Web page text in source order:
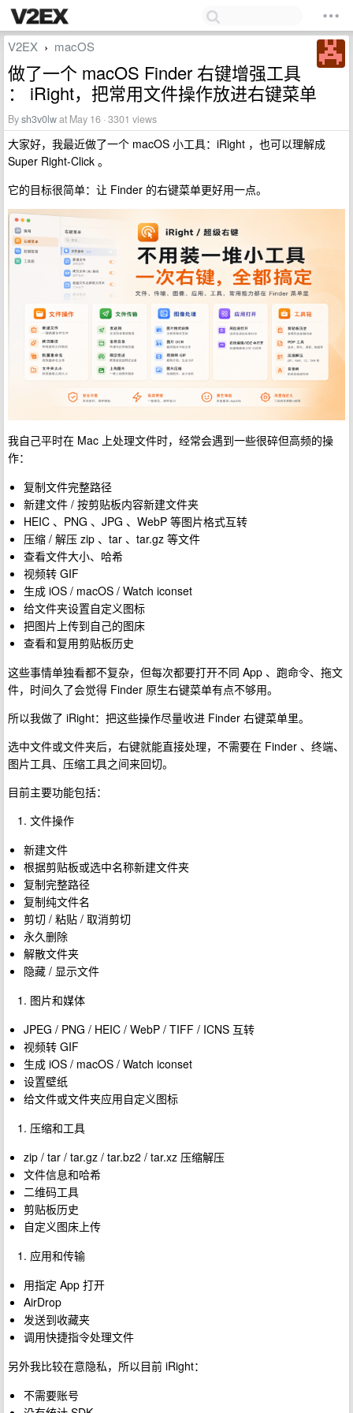
V2EX › macOS
做了一个 macOS Finder 右键增强工具
： iRight，把常用文件操作放进右键菜单
Bysh3v0lwat May 16 · 3301 views
大家好，我最近做了一个 macOS 小工具：iRight ，也可以理解成
Super Right-Click 。
它的目标很简单：让 Finder 的右键菜单更好用一点。
我自己平时在 Mac 上处理文件时，经常会遇到一些很碎但高频的操
作：
复制文件完整路径
新建文件 / 按剪贴板内容新建文件夹
HEIC 、PNG 、JPG 、WebP 等图片格式互转
压缩 / 解压 zip 、tar 、tar.gz 等文件
查看文件大小、哈希
视频转 GIF
生成 iOS / macOS / Watch iconset
给文件夹设置自定义图标
把图片上传到自己的图床
查看和复用剪贴板历史
这些事情单独看都不复杂，但每次都要打开不同 App 、跑命令、拖文
件，时间久了会觉得 Finder 原生右键菜单有点不够用。
所以我做了 iRight：把这些操作尽量收进 Finder 右键菜单里。
选中文件或文件夹后，右键就能直接处理，不需要在 Finder 、终端、
图片工具、压缩工具之间来回切。
目前主要功能包括：
文件操作
新建文件
根据剪贴板或选中名称新建文件夹
复制完整路径
复制纯文件名
剪切 / 粘贴 / 取消剪切
永久删除
解散文件夹
隐藏 / 显示文件
图片和媒体
JPEG / PNG / HEIC / WebP / TIFF / ICNS 互转
视频转 GIF
生成 iOS / macOS / Watch iconset
设置壁纸
给文件或文件夹应用自定义图标
压缩和工具
zip / tar / tar.gz / tar.bz2 / tar.xz 压缩解压
文件信息和哈希
二维码工具
剪贴板历史
自定义图床上传
应用和传输
用指定 App 打开
AirDrop
发送到收藏夹
调用快捷指令处理文件
另外我比较在意隐私，所以目前 iRight：
不需要账号